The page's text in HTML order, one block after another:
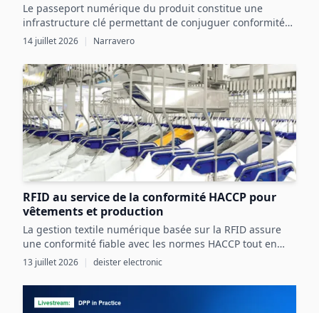
Le passeport numérique du produit constitue une
infrastructure clé permettant de conjuguer conformité
réglementaire et transformation digitale pour une
croissance mesurable.
14 juillet 2026 | Narravero
RFID au service de la conformité HACCP pour
vêtements et production
La gestion textile numérique basée sur la RFID assure
une conformité fiable avec les normes HACCP tout en
optimisant les ressources et la sécurité dans les
processus agroalimentaires.
13 juillet 2026 | deister electronic